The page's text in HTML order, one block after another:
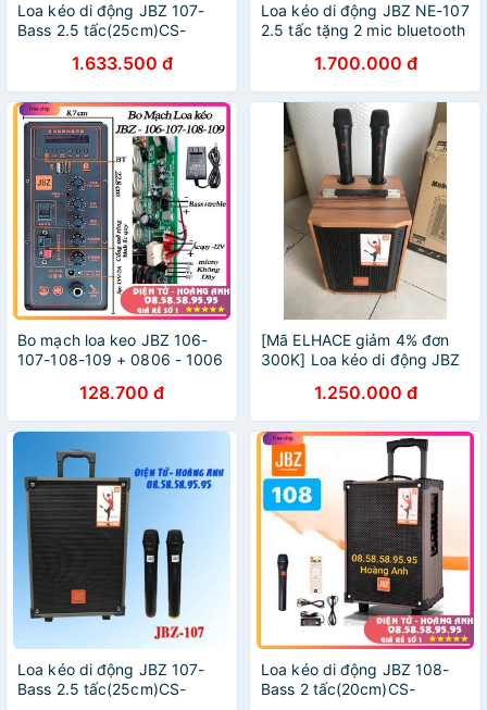
Loa kéo di động JBZ 107-
Bass 2.5 tấc(25cm)CS-
Dây+Remto+adapter
sạc+dây tín hiệu
tivi(106+108+109)
1.633.500 đ
Loa kéo di động JBZ NE-107
2.5 tấc tặng 2 mic bluetooth
1.700.000 đ
Bo mạch loa keo JBZ 106-
107-108-109 + 0806 - 1006
128.700 đ
[Mã ELHACE giảm 4% đơn
300K] Loa kéo di động JBZ
1.250.000 đ
Loa kéo di động JBZ 107-
Bass 2.5 tấc(25cm)CS-
Loa kéo di động JBZ 108-
Bass 2 tấc(20cm)CS-